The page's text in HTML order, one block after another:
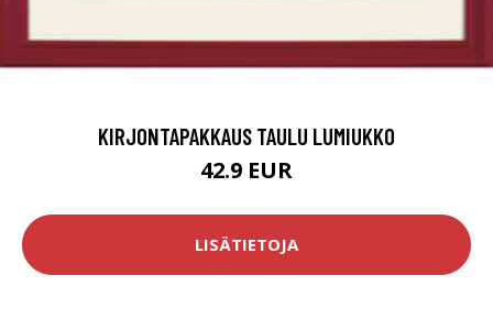
KIRJONTAPAKKAUS TAULU LUMIUKKO
42.9 EUR
LISÄTIETOJA